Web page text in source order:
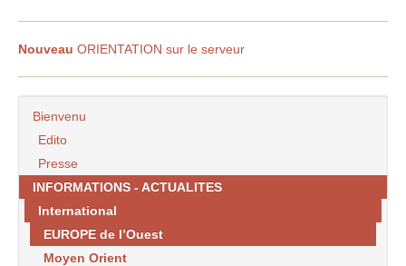
Nouveau ORIENTATION sur le serveur
Bienvenu
Edito
Presse
INFORMATIONS - ACTUALITES
International
EUROPE de l’Ouest
Moyen Orient